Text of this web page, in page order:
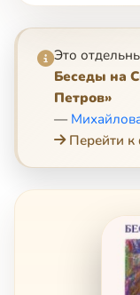
Это
Беседы на
Петров»
—
Перейти к